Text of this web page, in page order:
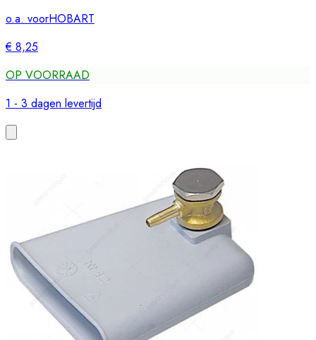
o.a. voorHOBART
€ 8,25
OP VOORRAAD
1 - 3 dagen levertijd